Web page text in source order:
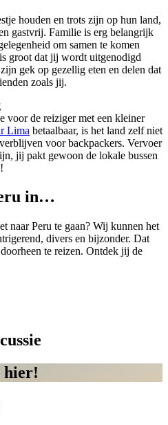
houden en trots zijn op hun land,
gastvrij. Familie is erg belangrijk
om samen te komen
groot dat jij wordt uitgenodigd
gek op gezellig eten en delen dat
zoals jij.
voor de reiziger met een kleiner
Lima betaalbaar, is het land zelf niet
voor backpackers. Vervoer
jij pakt gewoon de lokale bussen
in…
naar Peru te gaan? Wij kunnen het
divers en bijzonder. Dat
te reizen. Ontdek jij de
hier!